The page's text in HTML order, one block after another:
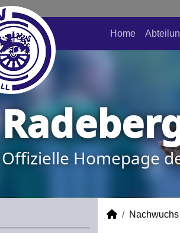
Home
Offizielle Homepage
Nachwuchs